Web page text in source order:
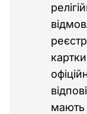
мають